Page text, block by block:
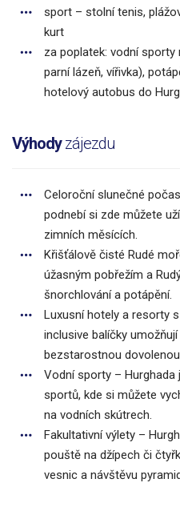
sport – stolní tenis,
kurt
za poplatek: vodní sporty
parní lázeň, vířivka),
hotelový autobus do
Výhodyzájezdu
Celoroční slunečné
podnebí si zde můžete
zimních měsících.
Křišťálově čisté Rudé
úžasným pobřežím a
šnorchlování a potápění.
Luxusní hotely a resorty
inclusive balíčky
bezstarostnou
Vodní sporty – Hurghada
sportů, kde si můžete
na vodních skútrech.
Fakultativní výlety –
pouště na džípech či
vesnic a návštěvu